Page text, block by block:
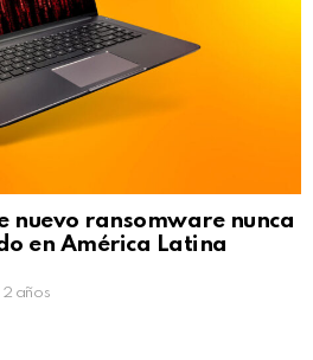
nuevo ransomware nunca
en América Latina
2 años